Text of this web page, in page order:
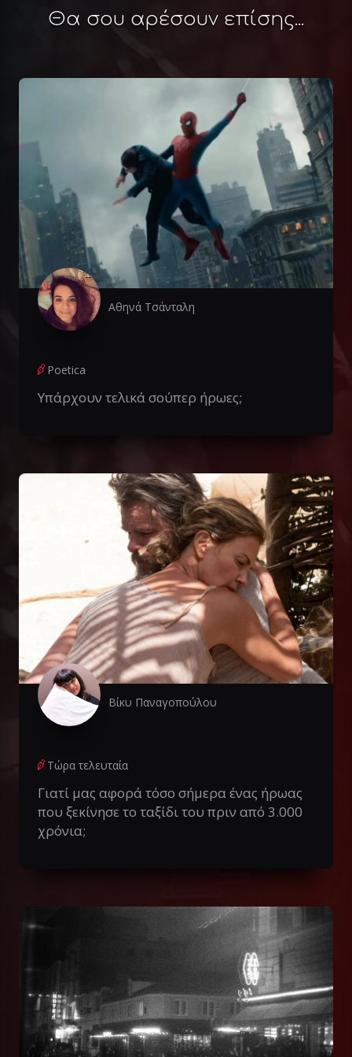
Θα σου αρέσουν επίσης...
Αθηνά Τσάνταλη
Poetica
Υπάρχουν τελικά σούπερ ήρωες;
Βίκυ Παναγοπούλου
Τώρα τελευταία
Γιατί μας αφορά τόσο σήμερα ένας ήρωας
που ξεκίνησε το ταξίδι του πριν από 3.000
χρόνια;